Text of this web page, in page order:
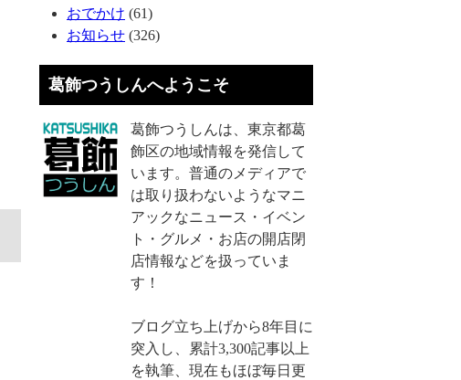
おでかけ (61)
お知らせ (326)
葛飾つうしんへようこそ
葛飾つうしんは、東京都葛
飾区の地域情報を発信して
います。普通のメディアで
は取り扱わないようなマニ
アックなニュース・イベン
ト・グルメ・お店の開店閉
店情報などを扱っていま
す！
ブログ立ち上げから8年目に
突入し、累計3,300記事以上
を執筆、現在もほぼ毎日更